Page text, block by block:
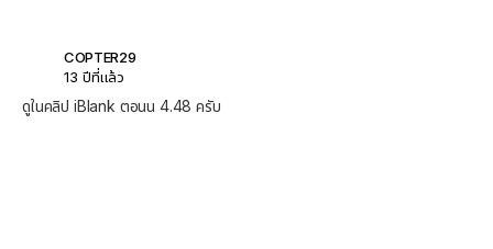
COPTER29
13 ปีที่แล้ว
ดูในคลิป iBlank ตอนน 4.48 ครับ